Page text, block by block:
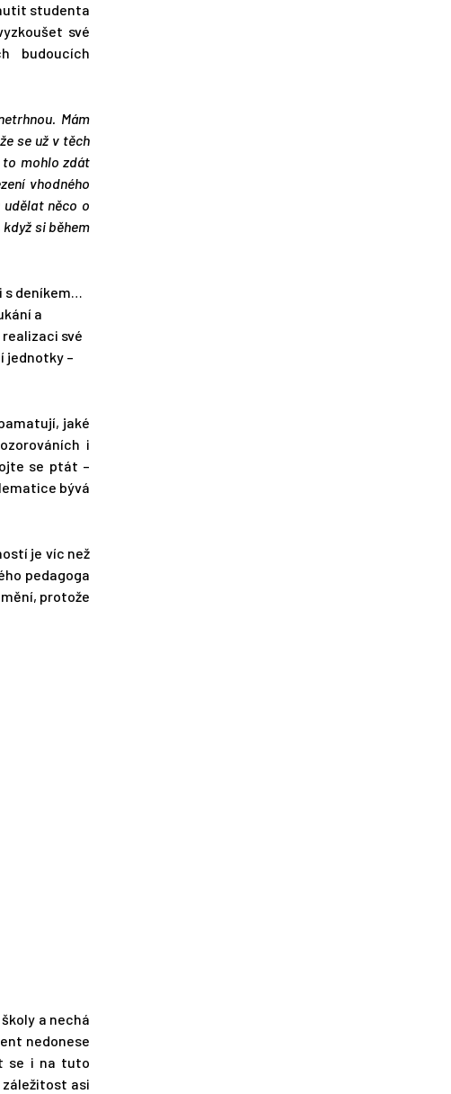
studenta
své
budoucích
Mám
se už v těch
to mohlo zdát
vhodného
něco o
si během
s deníkem…
a
své
jednotky –
jaké
i
se ptát –
bývá
je víc než
pedagoga
protože
a nechá
nedonese
se i na tuto
asi